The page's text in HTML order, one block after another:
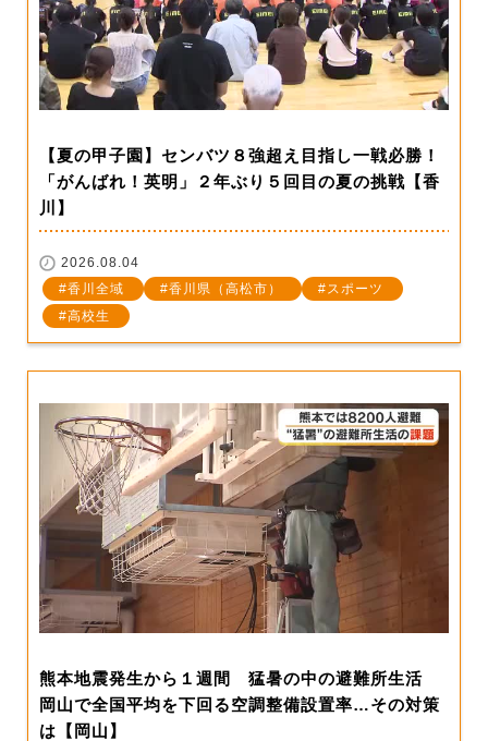
【夏の甲子園】センバツ８強超え目指し一戦必勝！
「がんばれ！英明」２年ぶり５回目の夏の挑戦【香
川】
2026.08.04
香川全域
香川県（高松市）
スポーツ
高校生
熊本地震発生から１週間 猛暑の中の避難所生活
岡山で全国平均を下回る空調整備設置率…その対策
は【岡山】